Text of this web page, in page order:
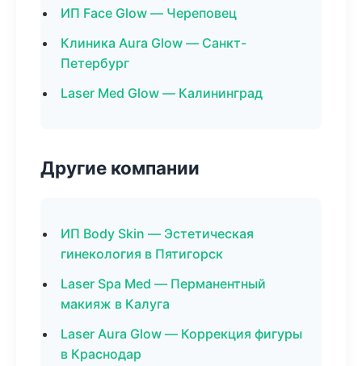
ИП Face Glow — Череповец
Клиника Aura Glow — Санкт-
Петербург
Laser Med Glow — Калининград
Другие компании
ИП Body Skin — Эстетическая
гинекология в Пятигорск
Laser Spa Med — Перманентный
макияж в Калуга
Laser Aura Glow — Коррекция фигуры
в Краснодар